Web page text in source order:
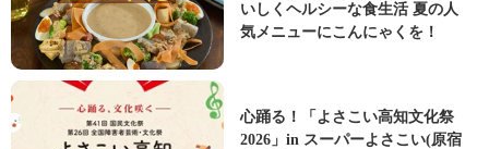
いしくヘルシーな食生活 夏の人
気メニューにこんにゃくを！
心踊る！「よさこい高知文化祭
2026」in スーパーよさこい(原宿